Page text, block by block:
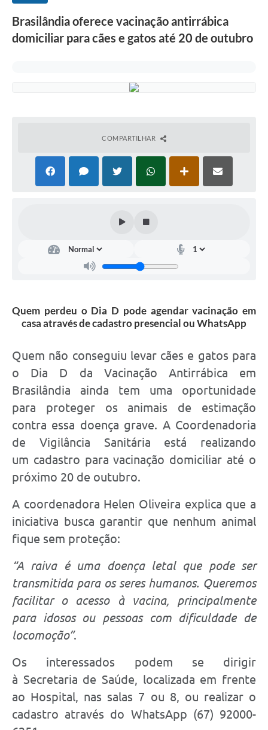
e-SIC
Portal da Privacidade
PNAB (Política Nacional Aldir Blanc)
Brasilândia oferece vacinação antirrábica
domiciliar para cães e gatos até 20 de outubro
COMPARTILHAR
Quem perdeu o Dia D pode agendar vacinação em
casa através de cadastro presencial ou WhatsApp
Quem não conseguiu levar cães e gatos para
o Dia D da Vacinação Antirrábica em
Brasilândia ainda tem uma oportunidade
para proteger os animais de estimação
contra essa doença grave. A Coordenadoria
de Vigilância Sanitária está realizando
um cadastro para vacinação domiciliar até o
próximo 20 de outubro.
A coordenadora Helen Oliveira explica que a
iniciativa busca garantir que nenhum animal
fique sem proteção:
“A raiva é uma doença letal que pode ser
transmitida para os seres humanos. Queremos
facilitar o acesso à vacina, principalmente
para idosos ou pessoas com dificuldade de
locomoção”.
Os interessados podem se dirigir
à Secretaria de Saúde, localizada em frente
ao Hospital, nas salas 7 ou 8, ou realizar o
cadastro através do WhatsApp (67) 92000-